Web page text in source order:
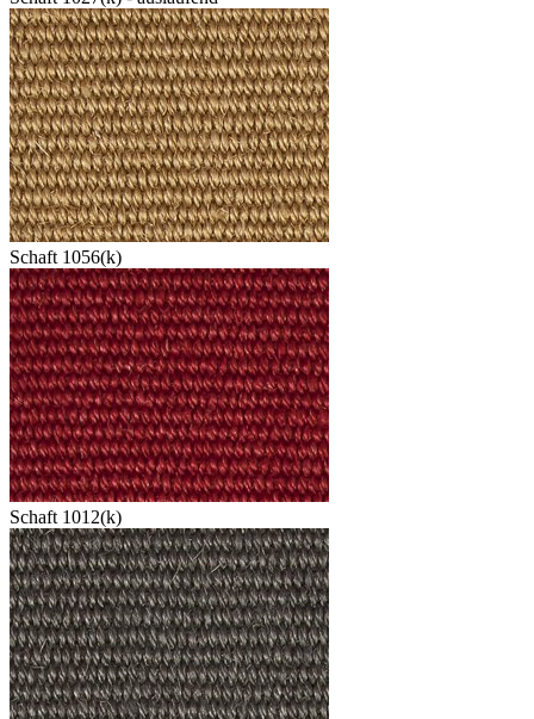
Schaft 1056(k)
Schaft 1012(k)